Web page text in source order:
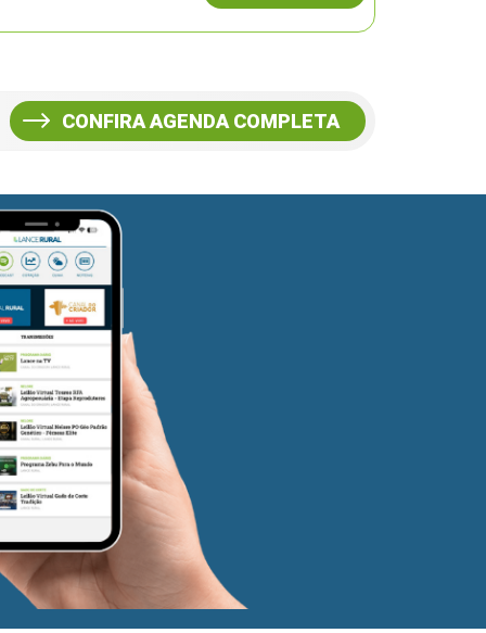
CONFIRA AGENDA COMPLETA